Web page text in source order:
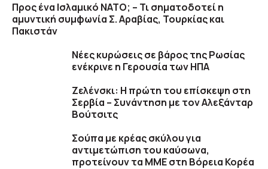
Προς ένα Ισλαμικό ΝΑΤΟ; – Τι σηματοδοτεί η
αμυντική συμφωνία Σ. Αραβίας, Τουρκίας και
Πακιστάν
Νέες κυρώσεις σε βάρος της Ρωσίας
ενέκρινε η Γερουσία των ΗΠΑ
Ζελένσκι: Η πρώτη του επίσκεψη στη
Σερβία – Συνάντηση με τον Αλεξάνταρ
Βούτσιτς
Σούπα με κρέας σκύλου για
αντιμετώπιση του καύσωνα,
προτείνουν τα ΜΜΕ στη Βόρεια Κορέα